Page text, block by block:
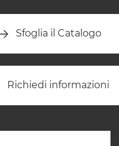
Sfoglia il Catalogo
Richiedi informazioni